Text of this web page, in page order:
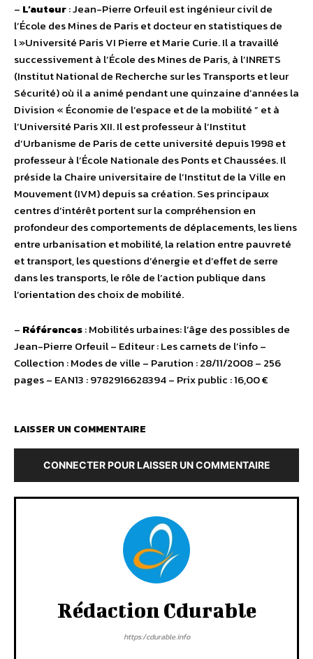
– L’auteur: Jean-Pierre Orfeuil est ingénieur civil de
l’École des Mines de Paris et docteur en statistiques de
l »Université Paris VI Pierre et Marie Curie. Il a travaillé
successivement à l’École des Mines de Paris, à l’INRETS
(Institut National de Recherche sur les Transports et leur
Sécurité) où il a animé pendant une quinzaine d’années la
Division « Économie de l’espace et de la mobilité ” et à
l’Université Paris XII. Il est professeur à l’Institut
d’Urbanisme de Paris de cette université depuis 1998 et
professeur à l’École Nationale des Ponts et Chaussées. Il
préside la Chaire universitaire de l’Institut de la Ville en
Mouvement (IVM) depuis sa création. Ses principaux
centres d’intérêt portent sur la compréhension en
profondeur des comportements de déplacements, les liens
entre urbanisation et mobilité, la relation entre pauvreté
et transport, les questions d’énergie et d’effet de serre
dans les transports, le rôle de l’action publique dans
l’orientation des choix de mobilité.
– Références: Mobilités urbaines: l’âge des possibles de
Jean-Pierre Orfeuil – Editeur : Les carnets de l’info –
Collection : Modes de ville – Parution : 28/11/2008 – 256
pages – EAN13 : 9782916628394 – Prix public : 16,00 €
LAISSER UN COMMENTAIRE
CONNECTER POUR LAISSER UN COMMENTAIRE
Rédaction Cdurable
https:/cdurable.info